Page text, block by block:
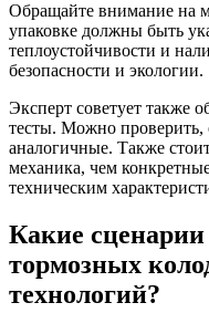
Обращайте внимание на
упаковке должны быть
теплоустойчивости и
безопасности и экологии.
Эксперт советует также
тесты. Можно проверить,
аналогичные. Также
механика, чем
техническим
Какие
тормозных
технологий?